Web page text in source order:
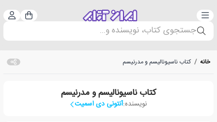
دسته‌بندی سبد
جستجوی کتاب، نویسنده و...
خانه / کتاب ناسیونالیسم و مدرنیسم
کتاب ناسیونالیسم و مدرنیسم
نویسنده:آنتونی دی اسمیت